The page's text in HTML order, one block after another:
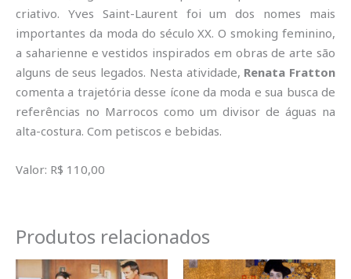
criativo. Yves Saint-Laurent foi um dos nomes mais
importantes da moda do século XX. O smoking feminino,
a saharienne e vestidos inspirados em obras de arte são
alguns de seus legados. Nesta atividade, Renata Fratton
comenta a trajetória desse ícone da moda e sua busca de
referências no Marrocos como um divisor de águas na
alta-costura. Com petiscos e bebidas.
Valor: R$ 110,00
Produtos relacionados